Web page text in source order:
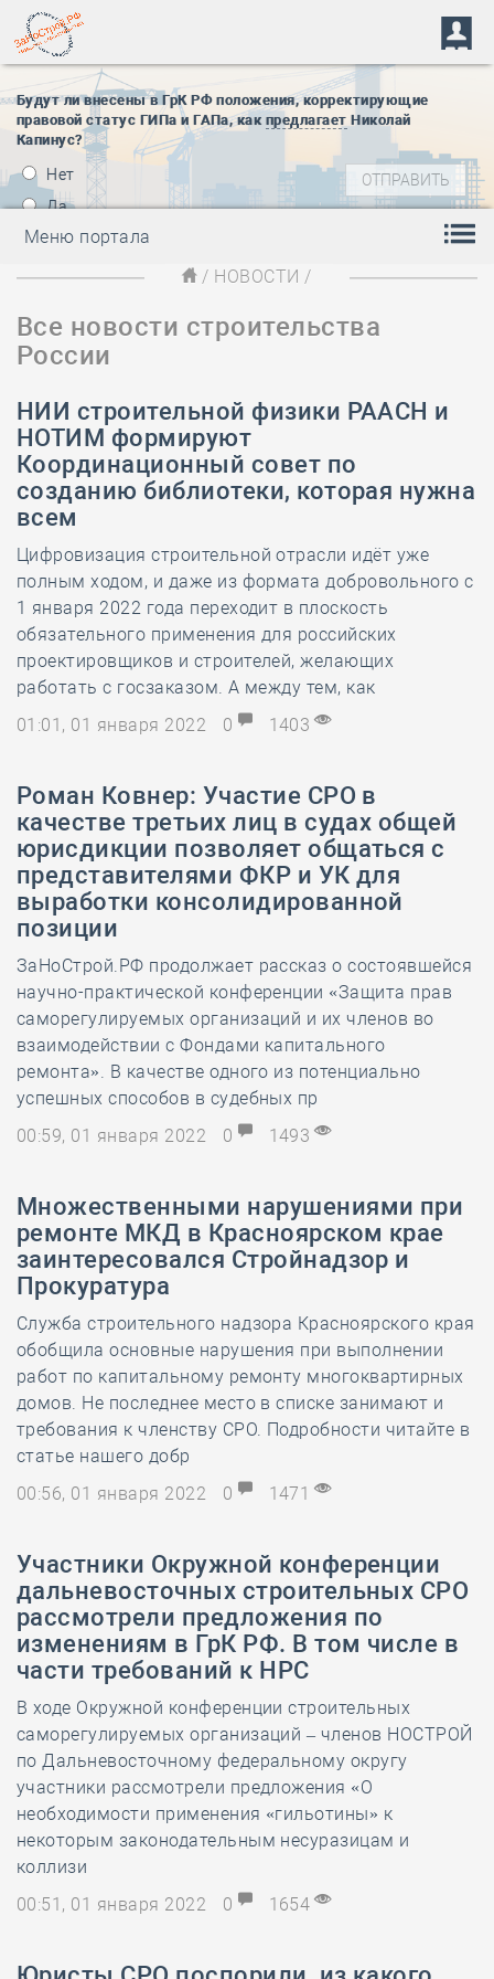
Будут ли внесены в ГрК РФ положения, корректирующие
правовой статус ГИПа и ГАПа, как предлагает Николай
Капинус?
Нет
Да
Меню портала
/ НОВОСТИ /
Все новости строительства
России
НИИ строительной физики РААСН и
НОТИМ формируют
Координационный совет по
созданию библиотеки, которая нужна
всем
Цифровизация строительной отрасли идёт уже
полным ходом, и даже из формата добровольного с
1 января 2022 года переходит в плоскость
обязательного применения для российских
проектировщиков и строителей, желающих
работать с госзаказом. А между тем, как
01:01, 01 января 2022
0 1403
Роман Ковнер: Участие СРО в
качестве третьих лиц в судах общей
юрисдикции позволяет общаться с
представителями ФКР и УК для
выработки консолидированной
позиции
ЗаНоСтрой.РФ продолжает рассказ о состоявшейся
научно-практической конференции «Защита прав
саморегулируемых организаций и их членов во
взаимодействии с Фондами капитального
ремонта». В качестве одного из потенциально
успешных способов в судебных пр
00:59, 01 января 2022
0 1493
Множественными нарушениями при
ремонте МКД в Красноярском крае
заинтересовался Стройнадзор и
Прокуратура
Служба строительного надзора Красноярского края
обобщила основные нарушения при выполнении
работ по капитальному ремонту многоквартирных
домов. Не последнее место в списке занимают и
требования к членству СРО. Подробности читайте в
статье нашего добр
00:56, 01 января 2022
0 1471
​Участники Окружной конференции
дальневосточных строительных СРО
рассмотрели предложения по
изменениям в ГрК РФ. В том числе в
части требований к НРС
В ходе Окружной конференции строительных
саморегулируемых организаций – членов НОСТРОЙ
по Дальневосточному федеральному округу
участники рассмотрели предложения «О
необходимости применения «гильотины» к
некоторым законодательным несуразицам и
коллизи
00:51, 01 января 2022
0 1654